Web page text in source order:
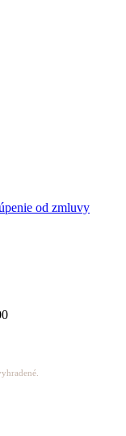
od zmluvy